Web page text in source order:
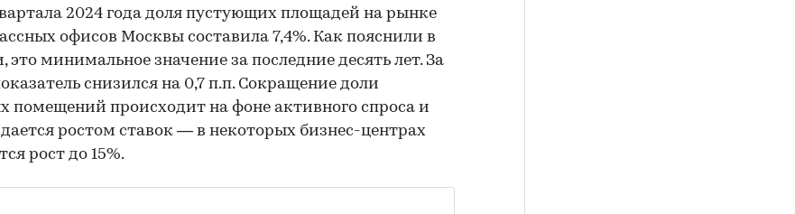
2024 года доля пустующих площадей на рынке
офисов Москвы составила 7,4%. Как пояснили в
это минимальное значение за последние десять лет. За
снизился на 0,7 п.п. Сокращение доли
помещений происходит на фоне активного спроса и
ростом ставок — в некоторых бизнес-центрах
рост до 15%.